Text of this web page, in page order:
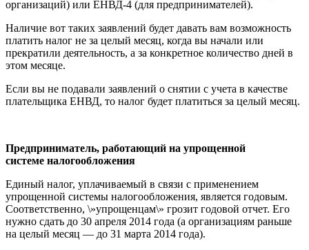
организаций) или ЕНВД-4 (для предпринимателей).
Наличие вот таких заявлений будет давать вам возможность
платить налог не за целый месяц, когда вы начали или
прекратили деятельность, а за конкретное количество дней в
этом месяце.
Если вы не подавали заявлений о снятии с учета в качестве
плательщика ЕНВД, то налог будет платиться за целый месяц.
Предприниматель, работающий на упрощенной
системе налогообложения
Единый налог, уплачиваемый в связи с применением
упрощенной системы налогообложения, является годовым.
Соответственно, \»упрощенцам\» грозит годовой отчет. Его
нужно сдать до 30 апреля 2014 года (а организациям раньше
на целый месяц — до 31 марта 2014 года).